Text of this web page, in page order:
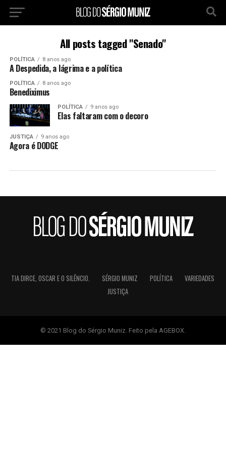
All posts tagged "Senado"
POLÍTICA 8 anos ago
A Despedida, a lágrima e a política
POLÍTICA 8 anos ago
Benediximus
POLÍTICA 9 anos ago
Elas faltaram com o decoro
JUSTIÇA 9 anos ago
Agora é DODGE
TIA DIRCE, OSCAR E O SILÊNCIO. SÉRGIO MUNIZ POLÍTICA
VARIEDADES
JUSTIÇA
© 2021 Blog do Sérgio Muniz. Feito pela AGEBOX.